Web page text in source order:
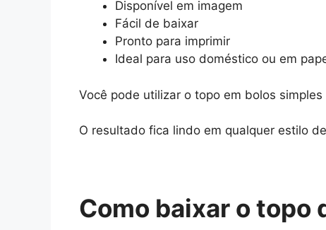
Disponível em imagem
Fácil de baixar
Pronto para imprimir
Ideal para uso doméstico ou em
Você pode utilizar o topo em bolos
O resultado fica lindo em qualquer estilo
Como baixar o topo